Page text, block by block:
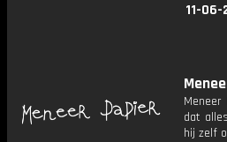
11-
dat
hij zelf